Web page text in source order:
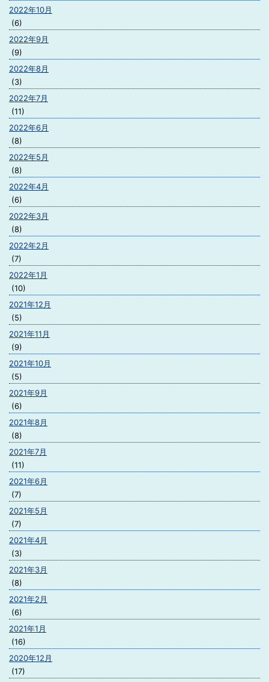
2022年10月
(6)
2022年9月
(9)
2022年8月
(3)
2022年7月
(11)
2022年6月
(8)
2022年5月
(8)
2022年4月
(6)
2022年3月
(8)
2022年2月
(7)
2022年1月
(10)
2021年12月
(5)
2021年11月
(9)
2021年10月
(5)
2021年9月
(6)
2021年8月
(8)
2021年7月
(11)
2021年6月
(7)
2021年5月
(7)
2021年4月
(3)
2021年3月
(8)
2021年2月
(6)
2021年1月
(16)
2020年12月
(17)